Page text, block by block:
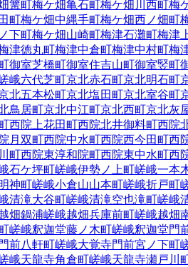
篝町梅ケ畑亀石町梅ケ畑川西町梅
町梅ケ畑中縄手町梅ケ畑西ノ畑町
下町梅ケ畑山崎町梅津石灘町梅津
津徳丸町梅津中倉町梅津中村町梅
御室芝橋町御室住吉山町御室竪町
峨六代芝町京北赤石町京北明石町
北五本松町京北塩田町京北室谷町
鳥居町京北中江町京北西町京北灰
西院上花田町西院北井御料町西院
月双町西院中水町西院西今田町西
町西院東淳和院町西院東中水町西
石ケ坪町嵯峨伊勢ノ上町嵯峨一本
神町嵯峨小倉山山本町嵯峨折戸町
清滝大谷町嵯峨清滝空也滝町嵯峨
畑鍋浦嵯峨越畑兵庫前町嵯峨越畑
嵯峨釈迦堂藤ノ木町嵯峨釈迦堂門
前八軒町嵯峨大覚寺門前宮ノ下町
峨天龍寺角倉町嵯峨天龍寺瀬戸川